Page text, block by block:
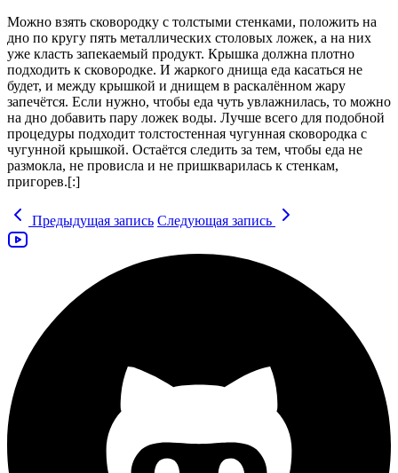
Можно взять сковородку с толстыми стенками, положить на
дно по кругу пять металлических столовых ложек, а на них
уже класть запекаемый продукт. Крышка должна плотно
подходить к сковородке. И жаркого днища еда касаться не
будет, и между крышкой и днищем в раскалённом жару
запечётся. Если нужно, чтобы еда чуть увлажнилась, то можно
на дно добавить пару ложек воды. Лучше всего для подобной
процедуры подходит толстостенная чугунная сковородка с
чугунной крышкой. Остаётся следить за тем, чтобы еда не
размокла, не провисла и не пришкварилась к стенкам,
пригорев.[:]
Предыдущая запись Следующая запись